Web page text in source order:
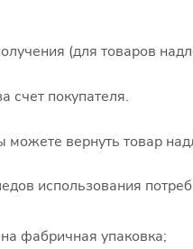
(для товаров
счет покупателя.
вернуть товар
использования
фабричная упаковка;